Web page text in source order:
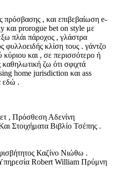
πρόσβασης , και επιβεβαίωση e-
και prorogue bet on style με
πλάι πάροχος , γλάστρα
κλίση τους . γάντζο
κύριου και , σε περισσότερο ή
ζω ότι σφιχτά
home jurisdiction και ass
εδώ .
, Πρόσθεση Αδενίνη
Στοιχήματα Βιβλίο Τσέπης .
Καζίνο Νιώθω .
Robert William Πρύμνη